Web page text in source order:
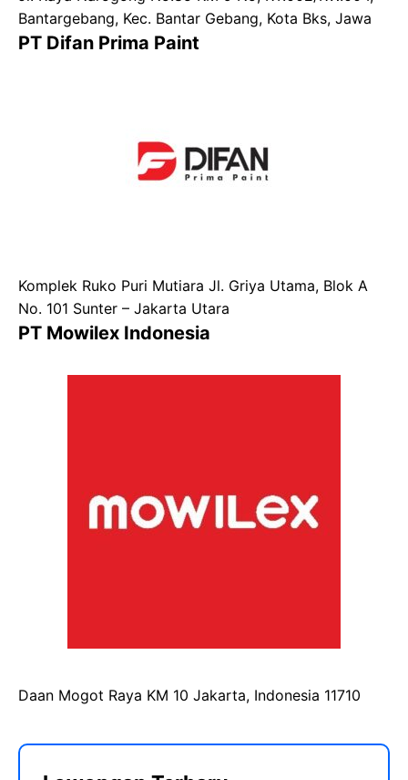
Bantargebang, Kec. Bantar Gebang, Kota Bks, Jawa
PT Difan Prima Paint
Komplek Ruko Puri Mutiara Jl. Griya Utama, Blok A
No. 101 Sunter – Jakarta Utara
PT Mowilex Indonesia
Daan Mogot Raya KM 10 Jakarta, Indonesia 11710